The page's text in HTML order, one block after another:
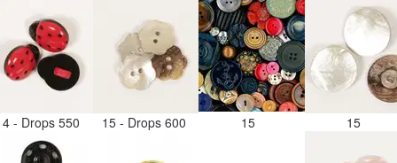
- Drops 550 15 - Drops 600 15 15